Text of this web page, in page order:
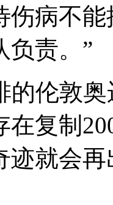
伤病不
负责。”
伦敦奥
在复制
迹就会